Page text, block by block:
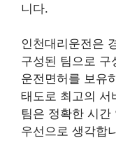
니다.
인천대리운전은
구성된 팀으로 구
운전면허를 보유
태도로 최고의 서
팀은 정확한 시간
우선으로 생각합